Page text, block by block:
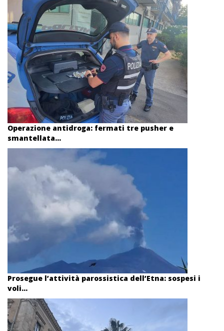
Operazione antidroga: fermati tre pusher e
smantellata...
Prosegue l’attività parossistica dell’Etna: sospesi i
voli...